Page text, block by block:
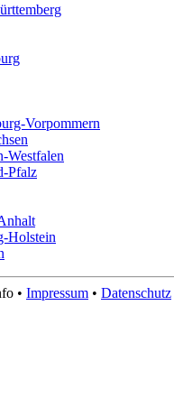
Vorpommern
Westfalen
Pfalz
Holstein
• Impressum • Datenschutz